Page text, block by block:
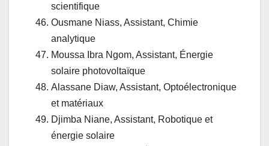
scientifique
Ousmane Niass, Assistant, Chimie
analytique
Moussa Ibra Ngom, Assistant, Énergie
solaire photovoltaïque
Alassane Diaw, Assistant, Optoélectronique
et matériaux
Djimba Niane, Assistant, Robotique et
énergie solaire